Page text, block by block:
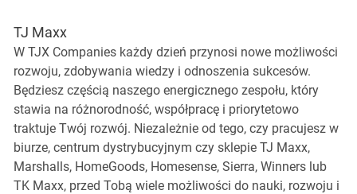
TJ Maxx
W TJX Companies każdy dzień przynosi nowe możliwości
rozwoju, zdobywania wiedzy i odnoszenia sukcesów.
Będziesz częścią naszego energicznego zespołu, który
stawia na różnorodność, współpracę i priorytetowo
traktuje Twój rozwój. Niezależnie od tego, czy pracujesz w
biurze, centrum dystrybucyjnym czy sklepie TJ Maxx,
Marshalls, HomeGoods, Homesense, Sierra, Winners lub
TK Maxx, przed Tobą wiele możliwości do nauki, rozwoju i